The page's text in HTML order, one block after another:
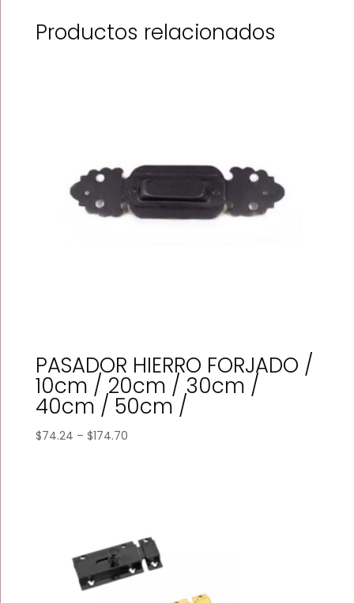
Productos relacionados
PASADOR HIERRO FORJADO /
10cm / 20cm / 30cm /
40cm / 50cm /
$74.24 – $174.70Price